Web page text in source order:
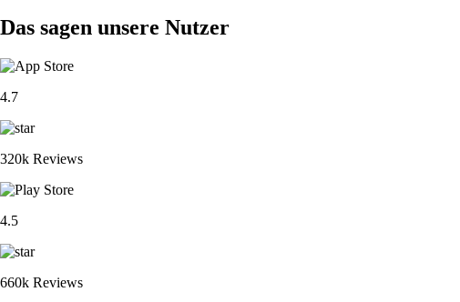
Das sagen unsere Nutzer
4.7
320k Reviews
4.5
660k Reviews